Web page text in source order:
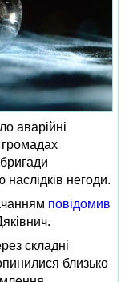
аварійні
громадах
наслідків негоди.
повідомив
складні
близько